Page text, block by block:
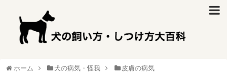
ホーム 犬の病気・怪我 皮膚の病気